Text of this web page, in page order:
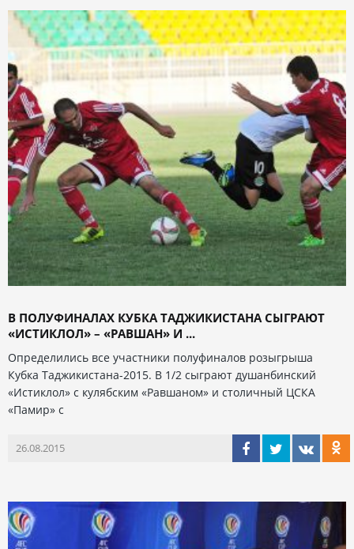
В ПОЛУФИНАЛАХ КУБКА ТАДЖИКИСТАНА СЫГРАЮТ
«ИСТИКЛОЛ» – «РАВШАН» И ...
Определились все участники полуфиналов розыгрыша
Кубка Таджикистана-2015. В 1/2 сыграют душанбинский
«Истиклол» с кулябским «Равшаном» и столичный ЦСКА
«Памир» с
26.08.2015